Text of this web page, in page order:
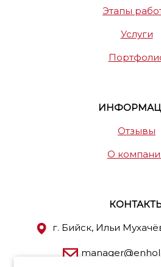
Этапы
Услуги
Отзывы
О
г. Бийск, Ильи